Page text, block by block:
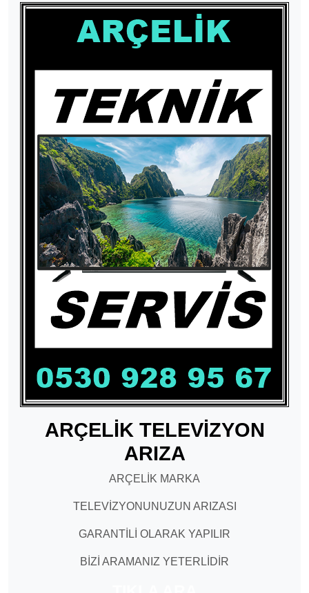
ARÇELİK TELEVİZYON
ARIZA
ARÇELİK MARKA
TELEVİZYONUNUZUN ARIZASI
GARANTİLİ OLARAK YAPILIR
BİZİ ARAMANIZ YETERLİDİR